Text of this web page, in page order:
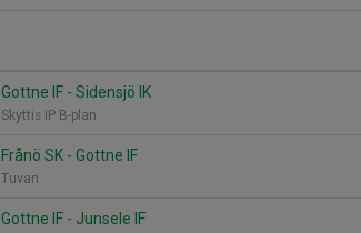
Gottne IF - Sidensjö IK
Skyttis IP B-plan
Frånö SK - Gottne IF
Tuvan
Gottne IF - Junsele IF